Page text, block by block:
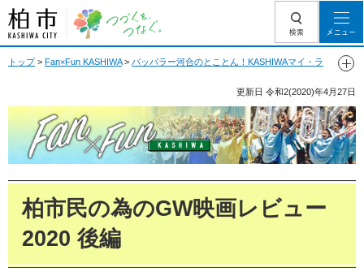
柏市 つづくを、
つなぐ。
検索 メニュー
トップ> Fan×Fun KASHIWA> パッパラー河合のとことん！KASHIWAマイ・ラ
更新日 令和2(2020)年4月27日
柏市民の為のGW映画レビュー
2020 後編